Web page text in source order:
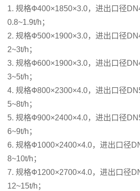
1. 规格Ф400×1850×3.0，进出口径
0.8~1.9t/h；
2. 规格Ф500×1900×3.0，进出口径
2~3t/h；
3. 规格Ф600×1900×3.0，进出口径
3~5t/h；
4. 规格Ф800×2300×4.0，进出口径
5~8t/h；
5. 规格Ф900×2400×4.0，进出口径
6~9t/h；
6. 规格Ф1000×2400×4.0，进出口径
8~10t/h；
7. 规格Ф1200×2700×4.0，进出口径
12~15t/h；